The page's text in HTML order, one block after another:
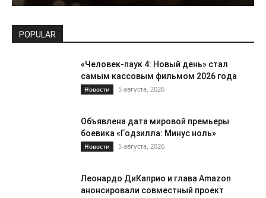
POPULAR
«Человек-паук 4: Новый день» стал
самым кассовым фильмом 2026 года
Новости 5 августа, 2026
Объявлена дата мировой премьеры
боевика «Годзилла: Минус ноль»
Новости 5 августа, 2026
Леонардо ДиКаприо и глава Amazon
анонсировали совместный проект